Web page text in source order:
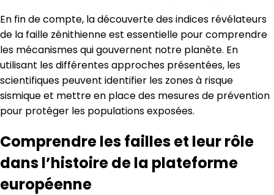
En fin de compte, la découverte des indices révélateurs
de la faille zénithienne est essentielle pour comprendre
les mécanismes qui gouvernent notre planète. En
utilisant les différentes approches présentées, les
scientifiques peuvent identifier les zones à risque
sismique et mettre en place des mesures de prévention
pour protéger les populations exposées.
Comprendre les failles et leur rôle
dans l’histoire de la plateforme
européenne